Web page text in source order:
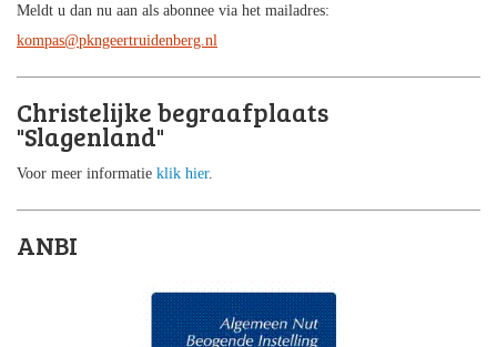
Meldt u dan nu aan als abonnee via het mailadres:
kompas@pkngeertruidenberg.nl
Christelijke begraafplaats
"Slagenland"
Voor meer informatie klik hier.
ANBI